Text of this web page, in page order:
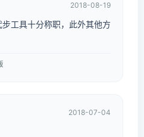
2018-08-19
工具十分称职，此外其他方
2018-07-04